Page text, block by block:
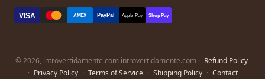
VISA AMEX PayPal Apple Pay Shop Pay
© 2026, introvertidamente.com introvertidamente.com · Refund Policy
· Privacy Policy · Terms of Service · Shipping Policy · Contact